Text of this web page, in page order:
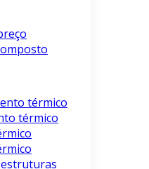
térmico
térmico